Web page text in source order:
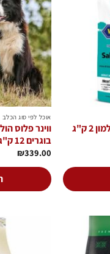
ווינר פלוס הוליסטי מיני סלמון 2 ק"ג
אוכל לפי סוג הכלב
ווינר פלוס
בוגרים 12 ק"ג
₪339.00